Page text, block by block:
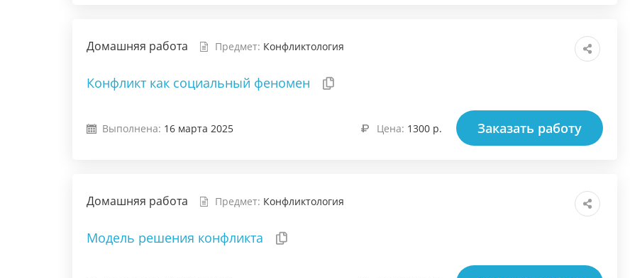
Домашняя работа Предмет: Конфликтология
Конфликт как социальный феномен
Выполнена: 16 марта 2025 Цена: 1300 р. Заказать работу
Домашняя работа Предмет: Конфликтология
Модель решения конфликта